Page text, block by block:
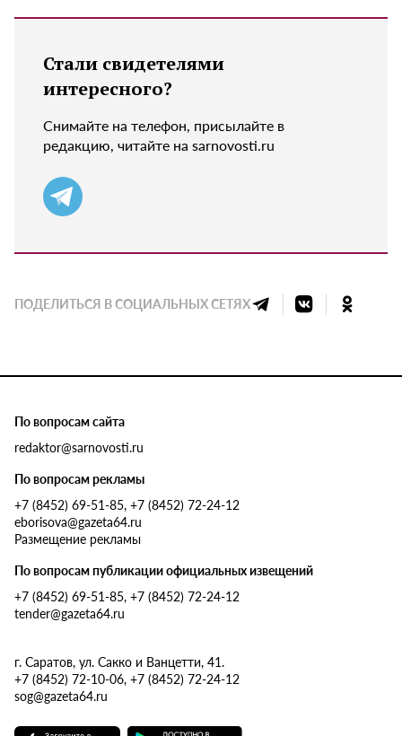
Стали свидетелями
интересного?
Снимайте на телефон, присылайте в
редакцию, читайте на sarnovosti.ru
ПОДЕЛИТЬСЯ В СОЦИАЛЬНЫХ СЕТЯХ
По вопросам сайта
redaktor@sarnovosti.ru
По вопросам рекламы
+7 (8452) 69-51-85, +7 (8452) 72-24-12
eborisova@gazeta64.ru
Размещение рекламы
По вопросам публикации официальных извещений
+7 (8452) 69-51-85, +7 (8452) 72-24-12
tender@gazeta64.ru
г. Саратов, ул. Сакко и Ванцетти, 41.
+7 (8452) 72-10-06, +7 (8452) 72-24-12
sog@gazeta64.ru